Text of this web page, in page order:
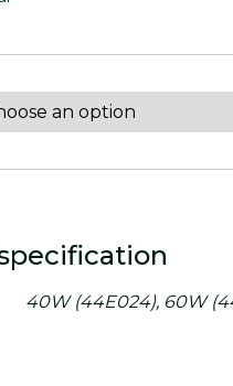
40W (44E024), 60W